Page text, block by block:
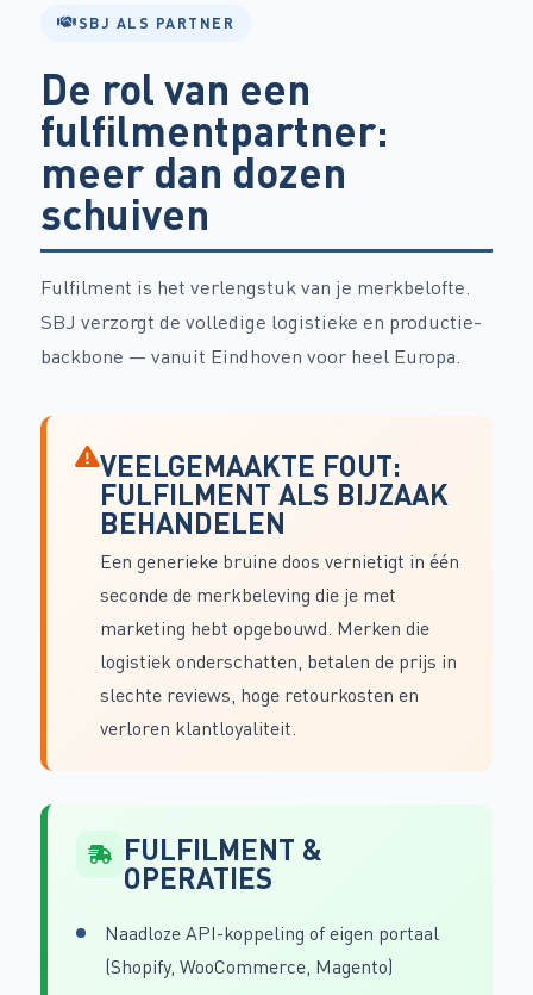
SBJ ALS PARTNER
De rol van een
fulfilmentpartner:
meer dan dozen
schuiven
Fulfilment is het verlengstuk van je merkbelofte.
SBJ verzorgt de volledige logistieke en productie-
backbone — vanuit Eindhoven voor heel Europa.
VEELGEMAAKTE FOUT:
FULFILMENT ALS BIJZAAK
BEHANDELEN
Een generieke bruine doos vernietigt in één
seconde de merkbeleving die je met
marketing hebt opgebouwd. Merken die
logistiek onderschatten, betalen de prijs in
slechte reviews, hoge retourkosten en
verloren klantloyaliteit.
FULFILMENT &
OPERATIES
Naadloze API-koppeling of eigen portaal
(Shopify, WooCommerce, Magento)